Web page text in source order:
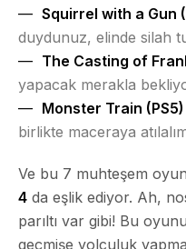
Squirrel with a Gun
duydunuz, elinde silah
The Casting of
yapacak merakla
Monster Train (PS5)
birlikte maceraya
Ve bu 7 muhteşem
4 da eşlik ediyor. Ah,
parıltı var gibi! Bu
geçmişe yolculuk